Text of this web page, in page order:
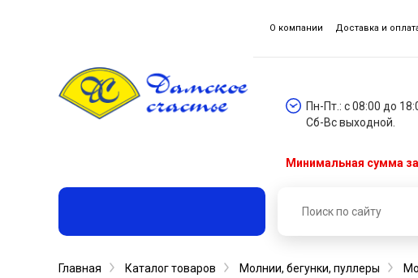
О компании Доставка и
Пн-Пт.: с 08:00 до
Сб-Вс выходной.
Минимальная сумма
Главная Каталог товаров Молнии, бегунки, пуллеры